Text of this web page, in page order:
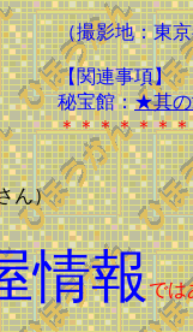
ん）
（撮影地：東
【関連事項】
秘宝館：★其の
＊＊＊＊＊＊
情報では